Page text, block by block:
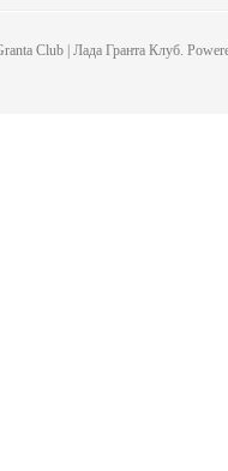
Club | Лада Гранта Клуб.